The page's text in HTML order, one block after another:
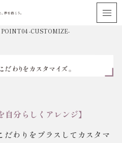
POINT04 -CUSTOMIZE-
自分らしくアレンジ】
だわりをプラスしてカスタマ